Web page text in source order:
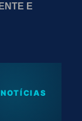
E